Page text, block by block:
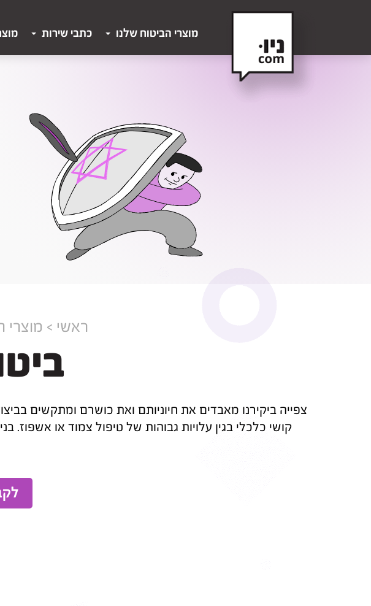
מוצרי הביטוח שלנו כתבי שירות
ראשי > מוצרי
צפייה ביקירנו מאבדים את חיוניותם ואת כושרם ומתקשים
קושי כלכלי בגין עלויות גבוהות של טיפול צמוד או אשפוז.